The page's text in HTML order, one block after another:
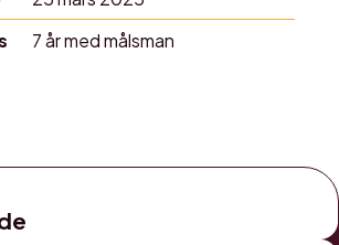
7 år med målsman